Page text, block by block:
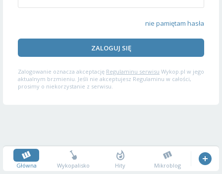
nie pamiętam hasła
ZALOGUJ SIĘ
Zalogowanie oznacza akceptację Regulaminu serwisu Wykop.pl w jego
aktualnym brzmieniu. Jeśli nie akceptujesz Regulaminu w całości,
prosimy o niekorzystanie z serwisu.
Główna Wykopalisko Hity Mikroblog